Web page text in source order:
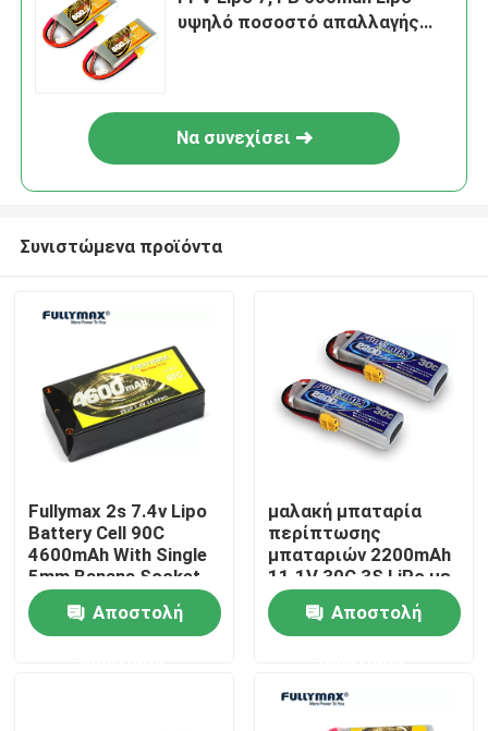
Αρχική Σελίδα
υψηλό ποσοστό απαλλαγής
Να συνεχίσει
Συνιστώμενα προϊόντα
Fullymax 2s 7.4v Lipo
Battery Cell 90C
4600mAh With Single
5mm Banana Socket
Lipo Fullymax
Αποστολή
μαλακή μπαταρία
περίπτωσης
μπαταριών 2200mAh
11.1V 30C 3S LiPo με
το βούλωμα XT60 για
το αεροπλάνο RC
Αποστολή